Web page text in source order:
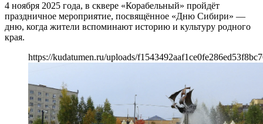
4 ноября 2025 года, в сквере «Корабельный» пройдёт
праздничное мероприятие, посвящённое «Дню Сибири» —
дню, когда жители вспоминают историю и культуру родного
края.
https://kudatumen.ru/uploads/